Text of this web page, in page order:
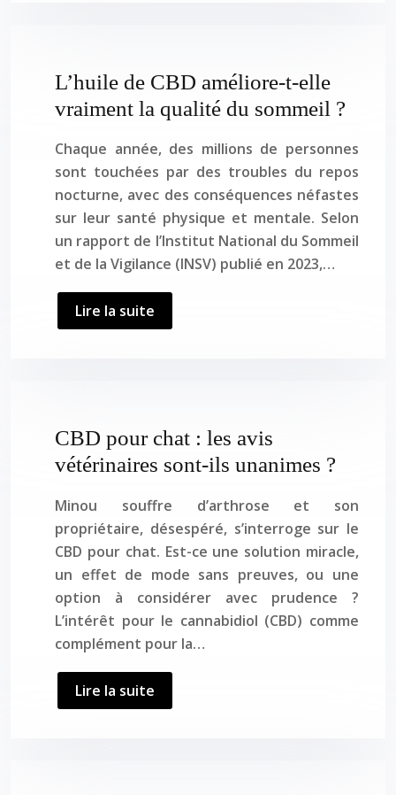
L’huile de CBD améliore-t-elle
vraiment la qualité du sommeil ?
Chaque année, des millions de personnes
sont touchées par des troubles du repos
nocturne, avec des conséquences néfastes
sur leur santé physique et mentale. Selon
un rapport de l’Institut National du Sommeil
et de la Vigilance (INSV) publié en 2023,…
Lire la suite
CBD pour chat : les avis
vétérinaires sont-ils unanimes ?
Minou souffre d’arthrose et son
propriétaire, désespéré, s’interroge sur le
CBD pour chat. Est-ce une solution miracle,
un effet de mode sans preuves, ou une
option à considérer avec prudence ?
L’intérêt pour le cannabidiol (CBD) comme
complément pour la…
Lire la suite